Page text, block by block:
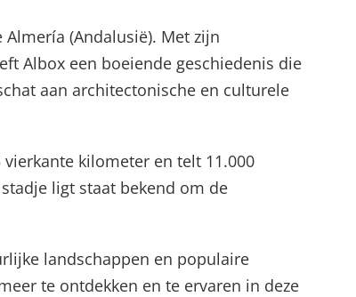
(Andalusië). Met zijn
Albox een boeiende geschiedenis die
aan architectonische en culturele
kilometer en telt 11.000
ligt staat bekend om de
landschappen en populaire
te ontdekken en te ervaren in deze